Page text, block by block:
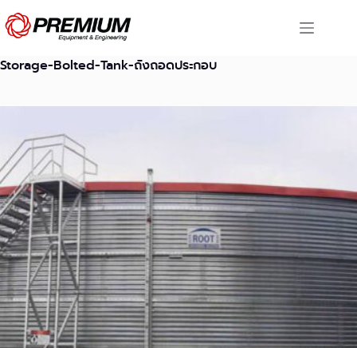
Skip
to
content
Storage-Bolted-Tank-ถังถอดประกอบ